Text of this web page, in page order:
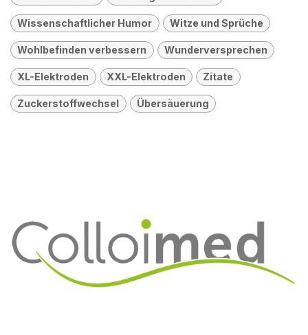
Wissenschaftlicher Humor Witze und Sprüche
Wohlbefinden verbessern Wunderversprechen
XL-Elektroden XXL-Elektroden Zitate
Zuckerstoffwechsel Übersäuerung